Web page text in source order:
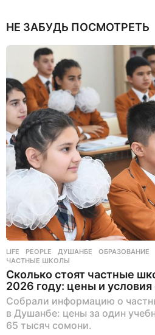
н
а
з
а
НЕ ЗАБУДЬ ПОСМОТРЕТЬ
LIFE ,PEOPLE ДУШАНБЕ ,ОБРАЗОВАНИЕ
ЧАСТНЫЕ ШКОЛЫ
Сколько стоят частные
2026 году: цены и
Собрали информацию о
в Душанбе: цены за один
65 тысяч сомони.